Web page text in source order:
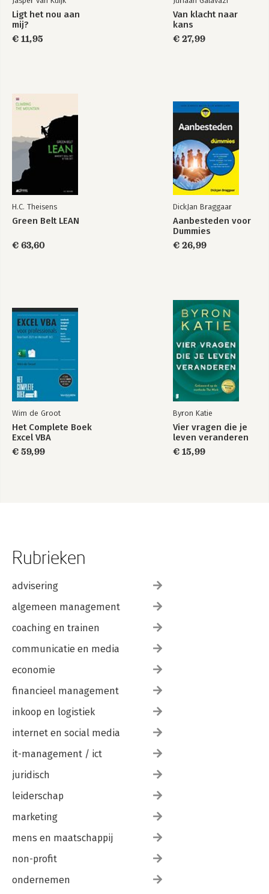
inzichten en interventies. Hun team van
gedragswetenschappers en
praktijkexperts leidt training-,
Bekijk alle boeken
Ligt het nou aan
mij?
€ 11,95
Van klacht naar
kans
€ 27,99
H.C. Theisens
Green Belt LEAN
€ 63,60
DickJan Braggaar
Aanbesteden voor
Dummies
€ 26,99
Wim de Groot
Het Complete Boek
Excel VBA
€ 59,99
Byron Katie
Vier vragen die je
leven veranderen
€ 15,99
Rubrieken
advisering
algemeen management
coaching en trainen
communicatie en media
economie
financieel management
inkoop en logistiek
internet en social media
it-management / ict
juridisch
leiderschap
marketing
mens en maatschappij
non-profit
ondernemen